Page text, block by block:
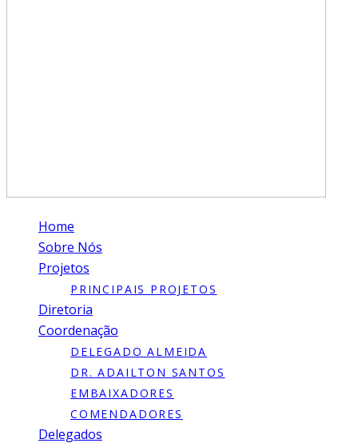
Home
Sobre Nós
Projetos
PRINCIPAIS PROJETOS
Diretoria
Coordenação
DELEGADO ALMEIDA
DR. ADAILTON SANTOS
EMBAIXADORES
COMENDADORES
Delegados